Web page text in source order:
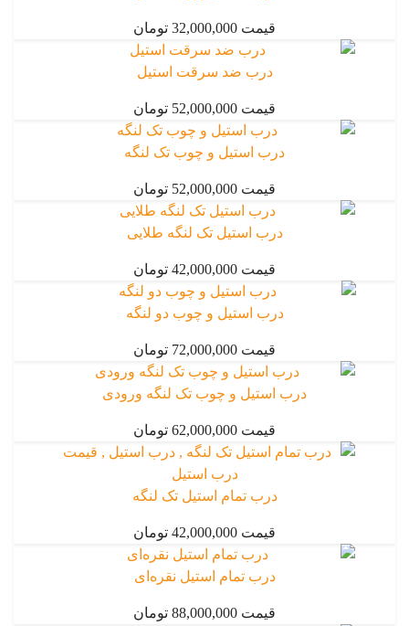
قیمت 32,000,000 تومان
درب ضد سرقت استیل
قیمت 52,000,000 تومان
درب استیل و چوب تک لنگه
قیمت 52,000,000 تومان
درب استیل تک لنگه طلایی
قیمت 42,000,000 تومان
درب استیل و چوب دو لنگه
قیمت 72,000,000 تومان
درب استیل و چوب تک لنگه ورودی
قیمت 62,000,000 تومان
درب تمام استیل تک لنگه
قیمت 42,000,000 تومان
درب تمام استیل نقره‌ای
قیمت 88,000,000 تومان